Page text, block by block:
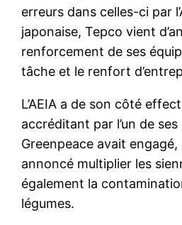
erreurs dans celles-ci par
japonaise, Tepco vient
renforcement de ses
tâche et le renfort
L’AEIA a de son côté
accréditant par l’un de
Greenpeace avait
annoncé multiplier les
également la
légumes.